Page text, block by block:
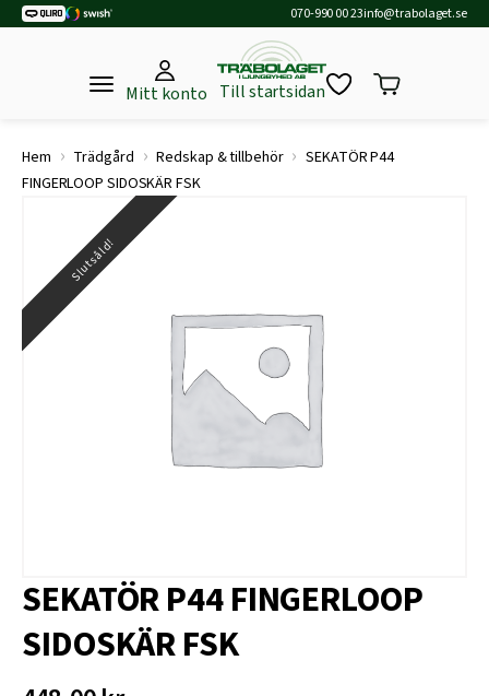
070-990 00 23info@trabolaget.se
Mitt konto Till startsidan
Hem › Trädgård › Redskap & tillbehör › SEKATÖR P44
FINGERLOOP SIDOSKÄR FSK
Slutsåld!
SEKATÖR P44 FINGERLOOP
SIDOSKÄR FSK